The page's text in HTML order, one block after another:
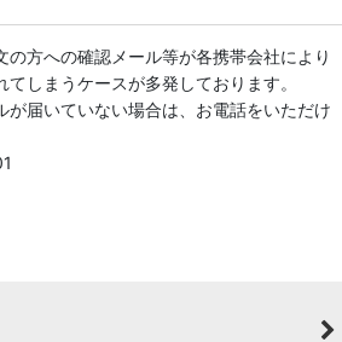
の方への確認メール等が各携帯会社により
しまうケースが多発しております。
が届いていない場合は、お電話をいただけ